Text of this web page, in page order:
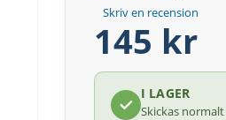
Skriv en recension
145 kr
I LAGER
Skickas